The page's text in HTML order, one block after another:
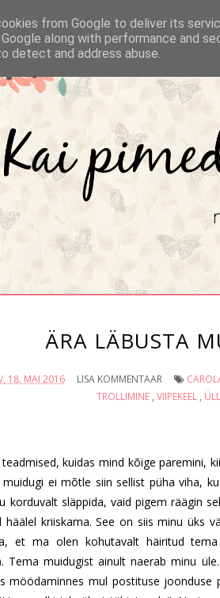
ÄRA LÄBUSTA
18. MAI 2016 LISA KOMMENTAAR
TROLLIMINE, VIIPEKEEL,
kuidas mind kõige paremini,
ei mõtle siin sellist püha viha,
korduvalt släppida, vaid pigem räägin
kriiskama. See on siis minu üks
et ma olen kohutavalt häiritud
Tema muidugist ainult naerab minu
möödaminnes mul postituse joonduse
from Google to deliver its
along with performance and
detect and address abuse.